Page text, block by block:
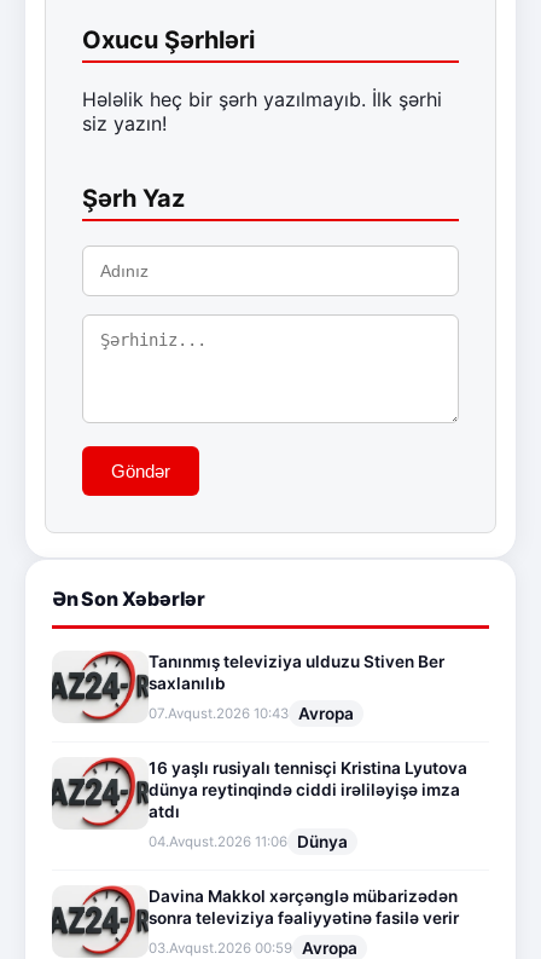
Oxucu Şərhləri
Hələlik heç bir şərh yazılmayıb. İlk şərhi
siz yazın!
Şərh Yaz
Göndər
Ən Son Xəbərlər
Tanınmış televiziya ulduzu Stiven Ber
saxlanılıb
07.Avqust.2026 10:43 Avropa
16 yaşlı rusiyalı tennisçi Kristina Lyutova
dünya reytinqində ciddi irəliləyişə imza
atdı
04.Avqust.2026 11:06 Dünya
Davina Makkol xərçənglə mübarizədən
sonra televiziya fəaliyyətinə fasilə verir
03.Avqust.2026 00:59 Avropa